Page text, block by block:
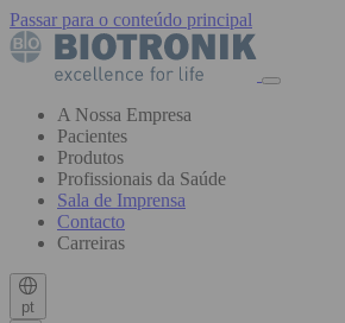
Passar para o conteúdo principal
A Nossa Empresa
Pacientes
Produtos
Profissionais da Saúde
Sala de Imprensa
Contacto
Carreiras
pt